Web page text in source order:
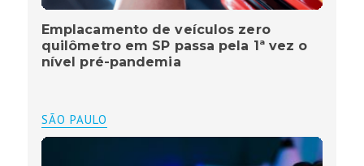
Emplacamento de veículos zero
quilômetro em SP passa pela 1ª vez o
nível pré-pandemia
SÃO PAULO